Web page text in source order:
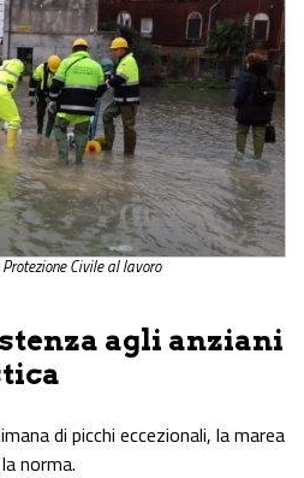
Civile al lavoro
agli anziani
di picchi eccezionali, la marea
norma.